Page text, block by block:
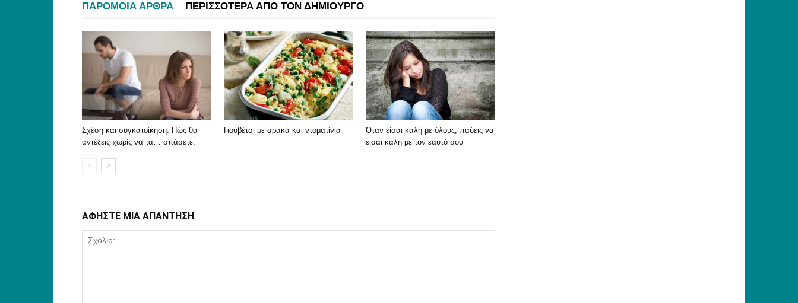
ΠΑΡΟΜΟΙΑ ΑΡΘΡΑ ΠΕΡΙΣΣΟΤΕΡΑ ΑΠΟ ΤΟΝ ΔΗΜΙΟΥΡΓΟ
Σχέση και συγκατοίκηση: Πώς θα
αντέξεις χωρίς να τα… σπάσετε;
Γιουβέτσι με αρακά και ντοματίνια
Όταν είσαι καλή με όλους, παύεις να
είσαι καλή με τον εαυτό σου
ΑΦΗΣΤΕ ΜΙΑ ΑΠΑΝΤΗΣΗ